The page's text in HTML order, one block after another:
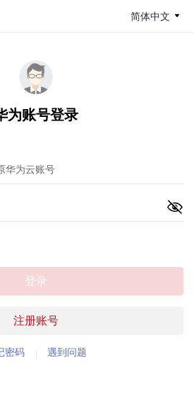
简体中文
为账号登录
注册账号
登录
密码 遇到问题